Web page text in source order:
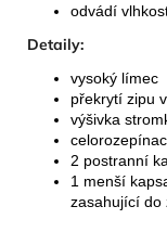
odvádí
Detaily:
vysoký límec
překrytí zipu
výšivka
2 postranní
1 menší
zasahující do